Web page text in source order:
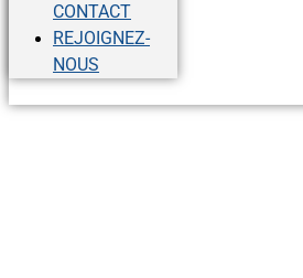
CONTACT
REJOIGNEZ-
NOUS